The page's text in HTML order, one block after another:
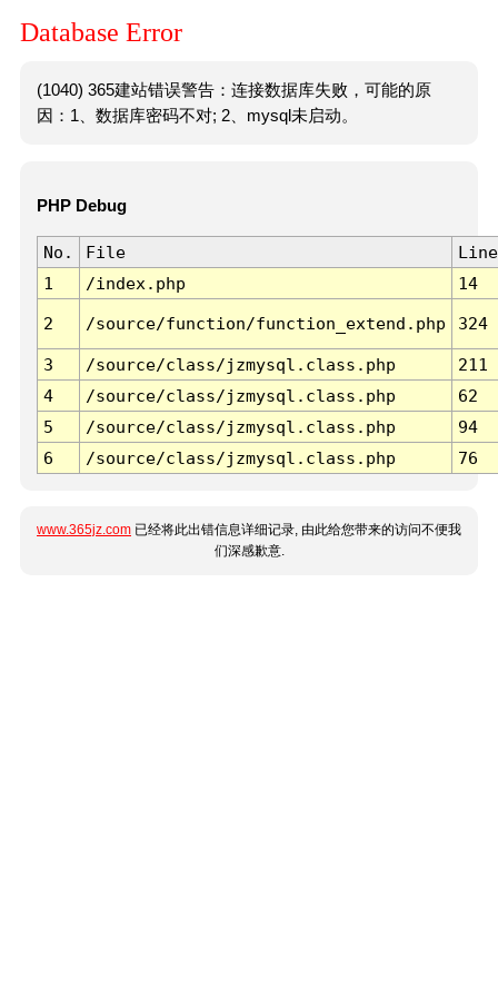
Database Error
(1040) 365建站错误警告：连接数据库失败，可能的原
因：1、数据库密码不对; 2、mysql未启动。
PHP Debug
No. File
Line
1
/index.php 14
2 /source/function/function_extend.php 324
3 /source/class/jzmysql.class.php
211
4
/source/class/jzmysql.class.php
62
5
/source/class/jzmysql.class.php
94
6
/source/class/jzmysql.class.php 76
www.365jz.com 已经将此出错信息详细记录, 由此给您带来的访问不便我
们深感歉意.